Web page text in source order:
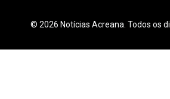
© 2026 Notícias Acreana. Todos os